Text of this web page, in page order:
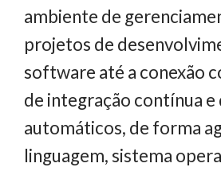
ambiente de
projetos de
software até a conexão
de integração contínua e
automáticos, de forma
linguagem, sistema